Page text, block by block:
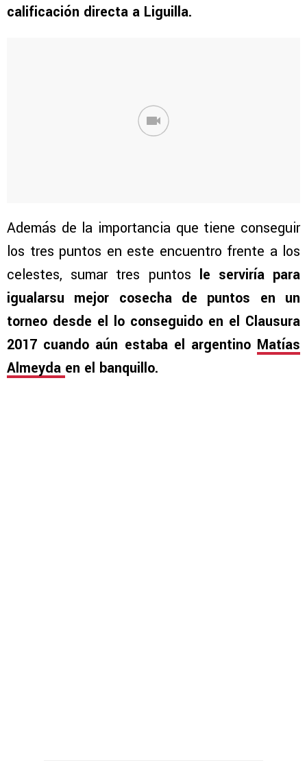
calificación directa a Liguilla.
Además de la importancia que tiene conseguir
los tres puntos en este encuentro frente a los
celestes, sumar tres puntos le serviría para
igualarsu mejor cosecha de puntos en un
torneo desde el lo conseguido en el Clausura
2017 cuando aún estaba el argentino Matías
Almeyda en el banquillo.